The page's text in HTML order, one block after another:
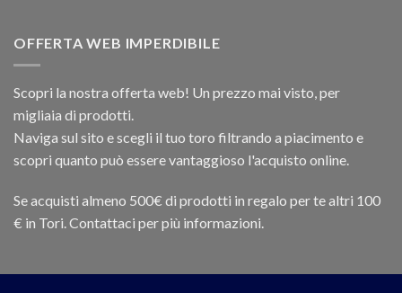
OFFERTA WEB IMPERDIBILE
Scopri la nostra offerta web! Un prezzo mai visto, per
migliaia di prodotti.
Naviga sul sito e scegli il tuo toro filtrando a piacimento e
scopri quanto può essere vantaggioso l'acquisto online.
Se acquisti almeno 500€ di prodotti in regalo per te altri 100
€ in Tori. Contattaci per più informazioni.